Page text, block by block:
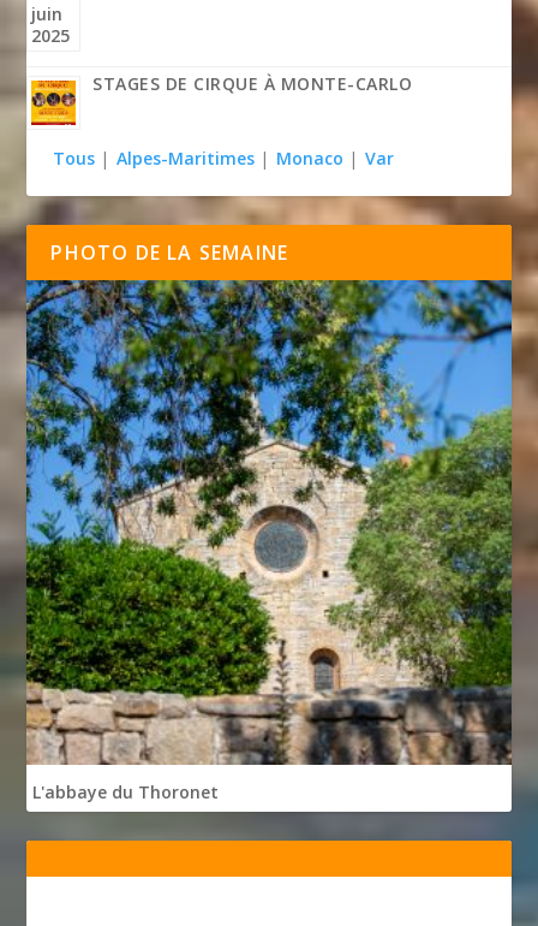
STAGES DE CIRQUE À MONTE-CARLO
Tous | Alpes-Maritimes | Monaco | Var
PHOTO DE LA SEMAINE
L'abbaye du Thoronet